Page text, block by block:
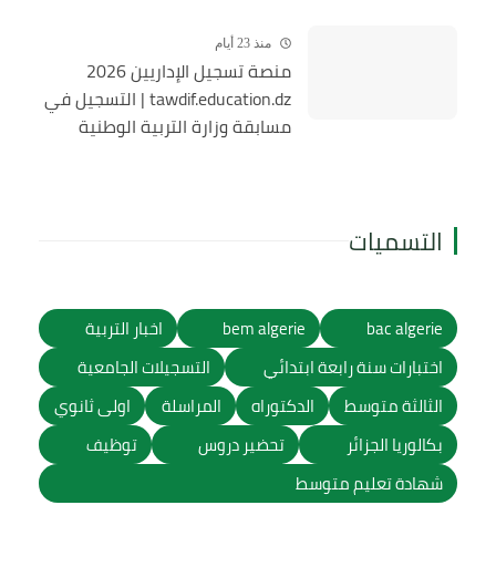
منذ 23 أيام
منصة تسجيل الإداريين 2026
tawdif.education.dz | التسجيل في
مسابقة وزارة التربية الوطنية
التسميات
bac algerie
bem algerie
اخبار التربية
اختبارات سنة رابعة ابتدائي
التسجيلات الجامعية
الثالثة متوسط
الدكتوراه المراسلة
اولى ثانوي
بكالوريا الجزائر
تحضير دروس
توظيف
شهادة تعليم متوسط